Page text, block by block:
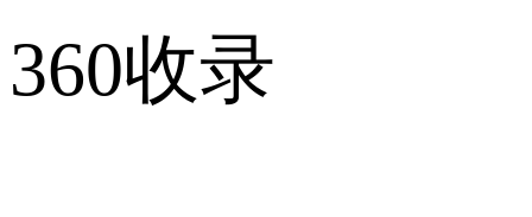
360收录